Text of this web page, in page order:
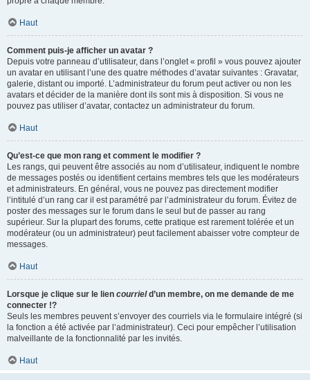
Haut
Comment puis-je afficher un avatar ?
Depuis votre panneau d’utilisateur, dans l’onglet « profil » vous pouvez ajouter
un avatar en utilisant l’une des quatre méthodes d’avatar suivantes : Gravatar,
galerie, distant ou importé. L’administrateur du forum peut activer ou non les
avatars et décider de la manière dont ils sont mis à disposition. Si vous ne
pouvez pas utiliser d’avatar, contactez un administrateur du forum.
Haut
Qu’est-ce que mon rang et comment le modifier ?
Les rangs, qui peuvent être associés au nom d’utilisateur, indiquent le nombre
de messages postés ou identifient certains membres tels que les modérateurs
et administrateurs. En général, vous ne pouvez pas directement modifier
l’intitulé d’un rang car il est paramétré par l’administrateur du forum. Évitez de
poster des messages sur le forum dans le seul but de passer au rang
supérieur. Sur la plupart des forums, cette pratique est rarement tolérée et un
modérateur (ou un administrateur) peut facilement abaisser votre compteur de
messages.
Haut
Lorsque je clique sur le lien courrield’un membre, on me demande de me
connecter !?
Seuls les membres peuvent s’envoyer des courriels via le formulaire intégré (si
la fonction a été activée par l’administrateur). Ceci pour empêcher l’utilisation
malveillante de la fonctionnalité par les invités.
Haut